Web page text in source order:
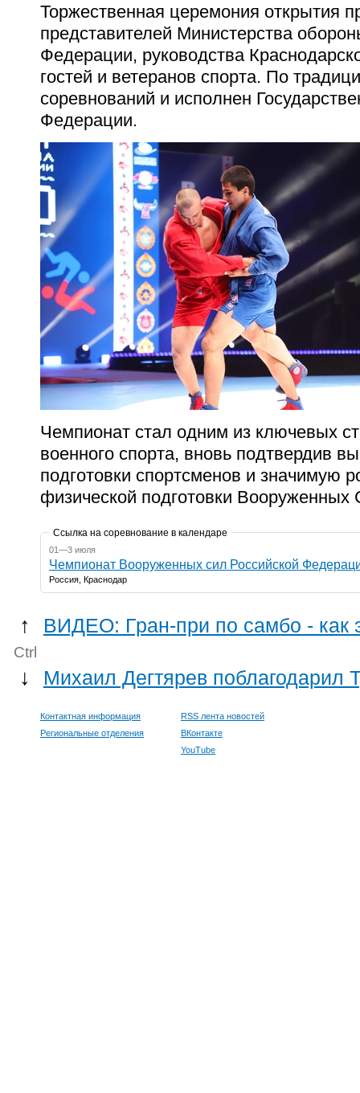
Торжественная церемония открытия
представителей Министерства
Федерации, руководства
гостей и ветеранов спорта. По
соревнований и исполнен
Федерации.
Чемпионат стал одним из ключевых
военного спорта, вновь подтвердив
подготовки спортсменов и значимую
физической подготовки Вооруженных
Ссылка на соревнование в календаре
01—3 июля
Чемпионат Вооруженных сил Российской
Россия, Краснодар
↑ ВИДЕО: Гран-при по самбо - как
Ctrl
↓ Михаил Дегтярев поблагодарил
Контактная информация
Региональные отделения
RSS лента новостей
ВКонтакте
YouTube